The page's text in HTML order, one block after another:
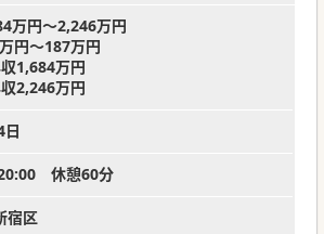
万円～2,246万円
円～187万円
1,684万円
2,246万円
日
休憩60分
宿区